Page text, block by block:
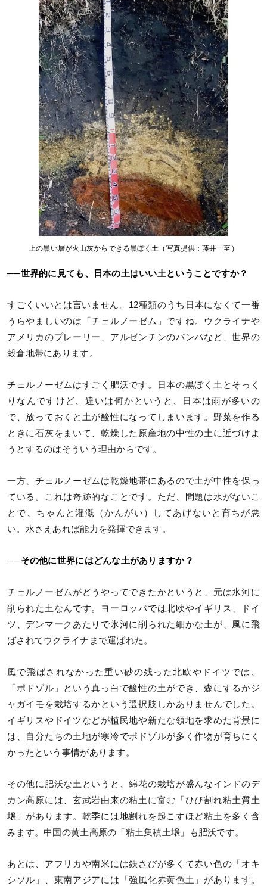
上の黒い層が火山灰からできる黒ぼく土（写真提供：藤井一至）
──世界的に見ても、日本の土はいい土ということですか？
すごくいいとは言いません。12種類のうち日本になくて一番
うらやましいのは「チェルノーゼム」ですね。ウクライナや
アメリカのプレーリー、アルゼンチンのパンパなど、世界の
穀倉地帯にあります。
チェルノーゼムはすごく肥沃です。日本の黒ぼく土とそっく
りなんですけど、違いは何かというと、日本は雨が多いの
で、放っておくと土が酸性になってしまいます。野菜を作る
ときに石灰をまいて、乾燥した原産地の中性の土に近づけよ
うとするのはそういう理由からです。
一方、チェルノーゼムは乾燥地帯にあるので土が中性を保っ
ている。これは奇跡的なことです。ただ、問題は水がないこ
とで、ちゃんと灌漑（かんがい）してあげないと育ちが悪
い。水さえあれば能力を発揮できます。
──その他に世界にはどんな土がありますか？
チェルノーゼムがどうやってできたかというと、元は氷河に
削られた土なんです。ヨーロッパでは北欧やイギリス、ドイ
ツ、デンマークあたりで氷河に削られた細かな土が、風に飛
ばされてウクライナまで運ばれた。
風で飛ばされなかった重い砂の残った北欧やドイツでは、
「ポドゾル」という真っ白で酸性の土ができ、森にするかジ
ャガイモを栽培するかという選択肢しかありませんでした。
イギリスやドイツなどが植民地や新たな領地を求めた背景に
は、自分たちの土地が寒冷でポドゾルが多く作物が育ちにく
かったという事情があります。
その他に肥沃な土というと、綿花の栽培が盛んなインドのデ
カン高原には、玄武岩由来の粘土に富む「ひび割れ粘土質土
壌」があります。乾季には地割れを起こすほど粘土を多く含
みます。中国の黄土高原の「粘土集積土壌」も肥沃です。
あとは、アフリカや南米には鉄さびが多くて赤い色の「オキ
シソル」、東南アジアには「強風化赤黄色土」があります。